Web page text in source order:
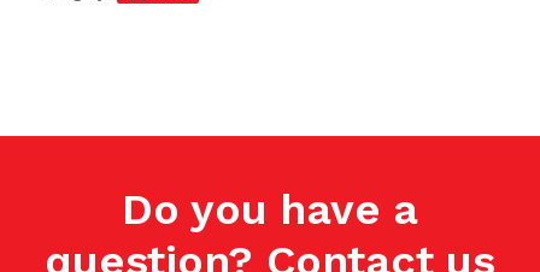
Do you have a
question? Contact us